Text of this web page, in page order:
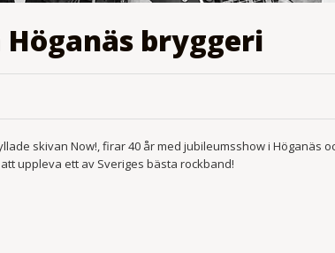
bryggeri
skivan Now!, firar 40 år med jubileumsshow i Höganäs
uppleva ett av Sveriges bästa rockband!